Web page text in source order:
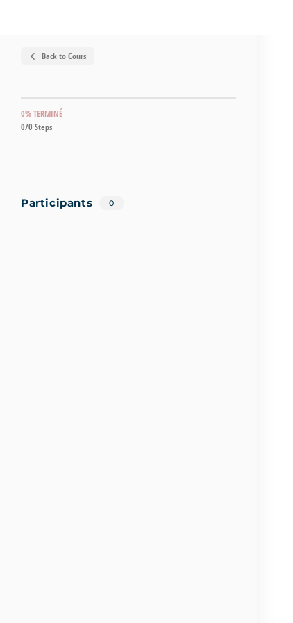
Back to Cours
0% TERMINÉ
0/0 Steps
Participants 0